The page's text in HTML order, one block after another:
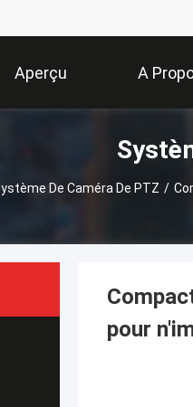
Aperçu A
De Caméra De PTZ /
pour